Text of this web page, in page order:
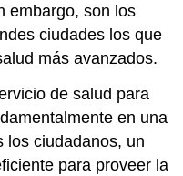
embargo, son los
ciudades los que
más avanzados.
de salud para
en una
los ciudadanos, un
para proveer la